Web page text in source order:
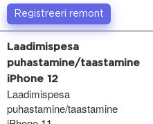
Registreeri remont
Laadimispesa
puhastamine/taastamine
iPhone 12
Laadimispesa
puhastamine/taastamine